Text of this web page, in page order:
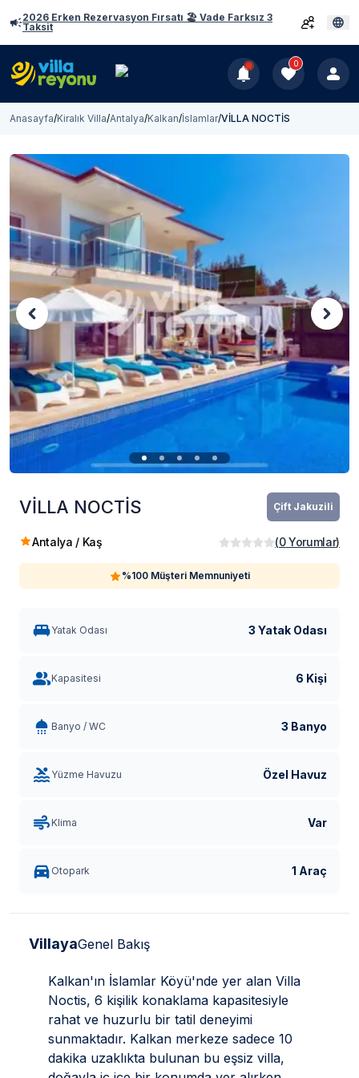
2026 Erken Rezervasyon Fırsatı 🏖️ Vade Farksız 3
Taksit
0
Anasayfa/Kiralık Villa/Antalya/Kalkan/İslamlar/VİLLA NOCTİS
VİLLA NOCTİS Çift Jakuzili
Antalya / Kaş (0 Yorumlar)
%100 Müşteri Memnuniyeti
Yatak Odası 3 Yatak Odası
Kapasitesi 6 Kişi
Banyo / WC 3 Banyo
Yüzme Havuzu Özel Havuz
Klima Var
Otopark 1 Araç
VillayaGenel Bakış
Kalkan'ın İslamlar Köyü'nde yer alan Villa
Noctis, 6 kişilik konaklama kapasitesiyle
rahat ve huzurlu bir tatil deneyimi
sunmaktadır. Kalkan merkeze sadece 10
dakika uzaklıkta bulunan bu eşsiz villa,